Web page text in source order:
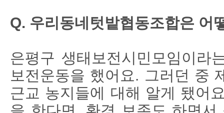
Q. 우리동네텃밭협동조합은 어
은평구 생태보전시민모임이라
보전운동을 했어요. 그러던 중
근교 농지들에 대해 알게 됐어